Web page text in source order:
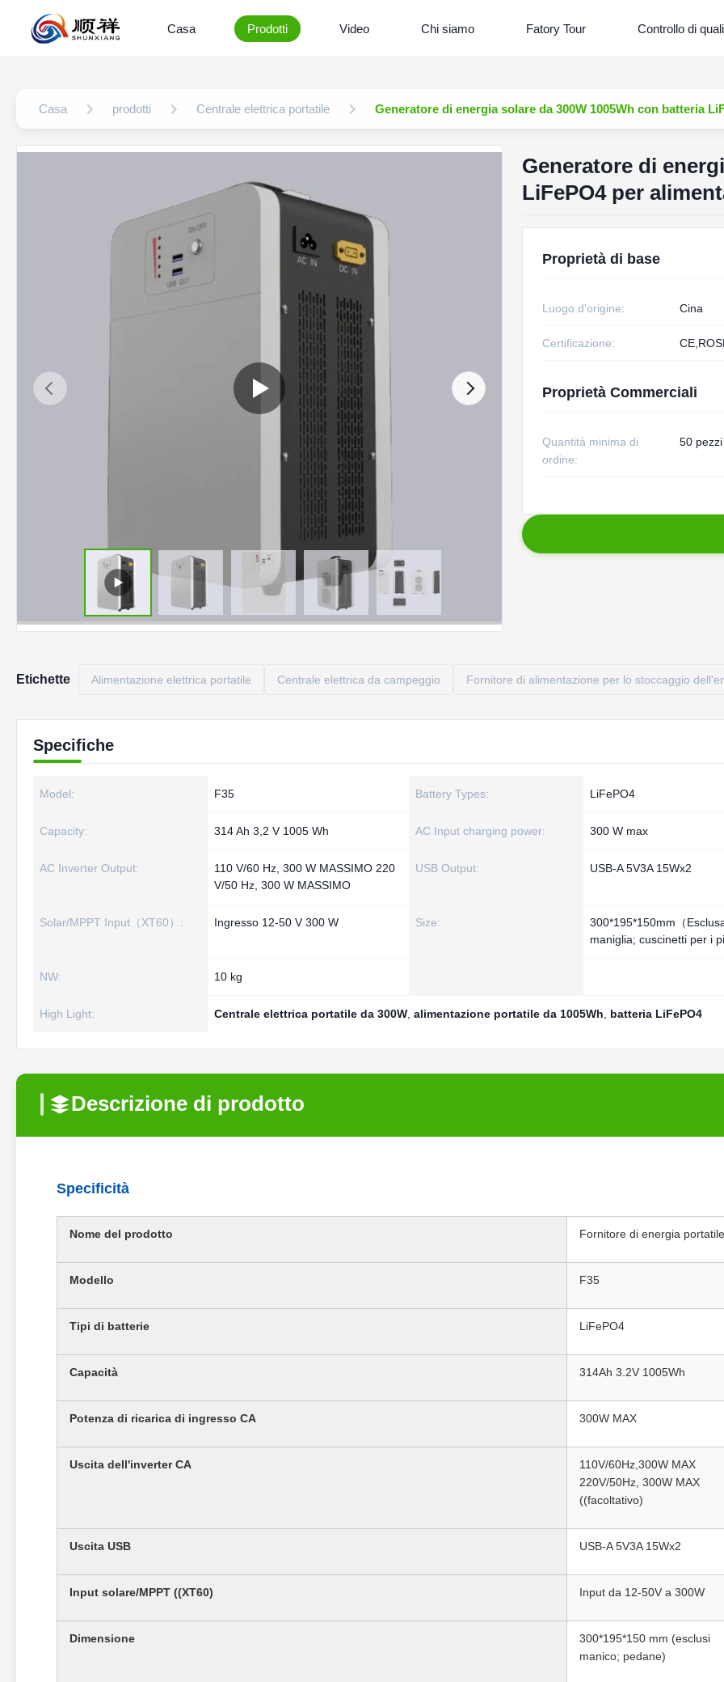
Casa Prodotti Video Chi siamo Fatory Tour Controllo di
Casa prodotti Centrale elettrica portatile Generatore di energia solare da 300W 1005Wh con batteria
Generatore di
LiFePO4 per
Proprietà di base
Luogo d'origine: Cina
Certificazione:
Proprietà Commerciali
Quantità minima di
ordine:
50 pezzi
Etichette Alimentazione elettrica portatile Centrale elettrica da campeggio Fornitore di alimentazione per lo stoccaggio
Specifiche
Model: F35 Battery Types: LiFePO4
Capacity: 314 Ah 3,2 V 1005 Wh AC Input charging power: 300 W max
AC Inverter Output:
110 V/60 Hz, 300 W MASSIMO 220
V/50 Hz, 300 W MASSIMO
USB Output: USB-A 5V3A 15Wx2
Solar/MPPT Input（XT60）: Ingresso 12-50 V 300 W Size:
300*195*150mm（
maniglia; cuscinetti per i
NW: 10 kg
High Light: Centrale elettrica portatile da 300W alimentazione portatile da 1005Wh batteria LiFePO4
Descrizione di prodotto
Specificità
Nome del prodotto Fornitore di energia portatile
Modello F35
Tipi di batterie LiFePO4
Capacità 314Ah 3.2V 1005Wh
Potenza di ricarica di ingresso CA 300W MAX
Uscita dell'inverter CA
110V/60Hz,300W MAX
220V/50Hz, 300W MAX
((facoltativo)
Uscita USB USB-A 5V3A 15Wx2
Input solare/MPPT ((XT60) Input da 12-50V a 300W
Dimensione
300*195*150 mm (esclusi
manico; pedane)